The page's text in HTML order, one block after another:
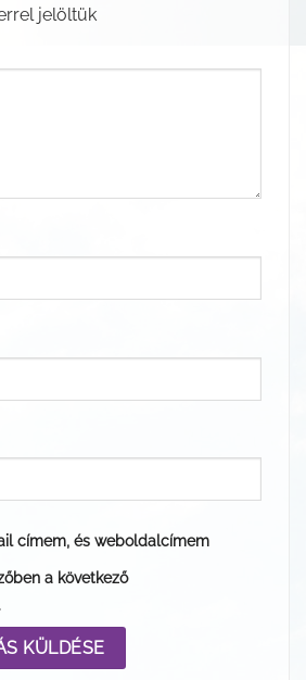
jelöltük
címem, és weboldalcímem
a következő